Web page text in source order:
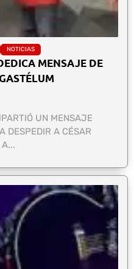
NOTICIAS
MENSAJE DE
UN MENSAJE
DESPEDIR A CÉSAR